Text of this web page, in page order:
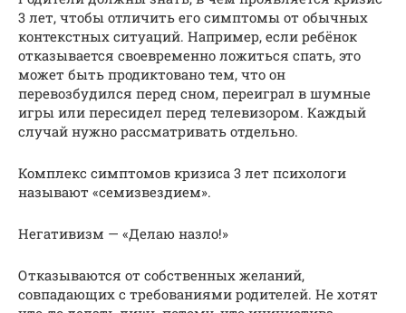
3 лет, чтобы отличить его симптомы от обычных
контекстных ситуаций. Например, если ребёнок
отказывается своевременно ложиться спать, это
может быть продиктовано тем, что он
перевозбудился перед сном, переиграл в шумные
игры или пересидел перед телевизором. Каждый
случай нужно рассматривать отдельно.
Комплекс симптомов кризиса 3 лет психологи
называют «семизвездием».
Негативизм — «Делаю назло!»
Отказываются от собственных желаний,
совпадающих с требованиями родителей. Не хотят